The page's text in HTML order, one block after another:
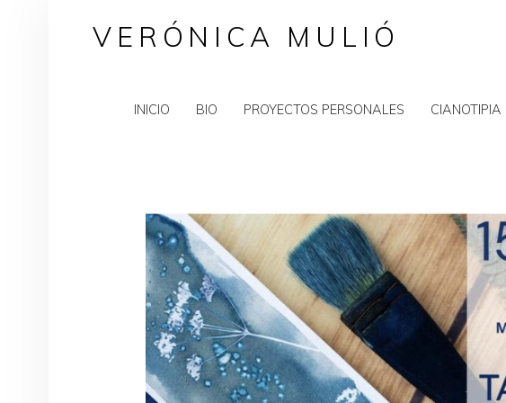
VERÓNICA MULIÓ
INICIO BIO PROYECTOS PERSONALES CIANOTIPIA